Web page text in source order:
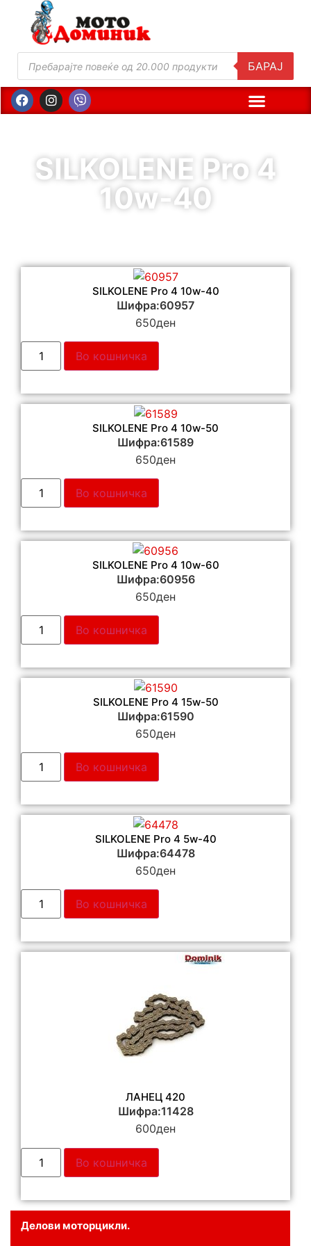
БАРАЈ
SILKOLENE Pro 4
10w-40
Делови моторцикли.
SILKOLENE Pro 4 10w-40
Шифра:60957
650ден
Во кошничка
SILKOLENE Pro 4 10w-50
Шифра:61589
650ден
Во кошничка
SILKOLENE Pro 4 10w-60
Шифра:60956
650ден
Во кошничка
SILKOLENE Pro 4 15w-50
Шифра:61590
650ден
Во кошничка
SILKOLENE Pro 4 5w-40
Шифра:64478
650ден
Во кошничка
ЛАНЕЦ 420
Шифра:11428
600ден
Во кошничка